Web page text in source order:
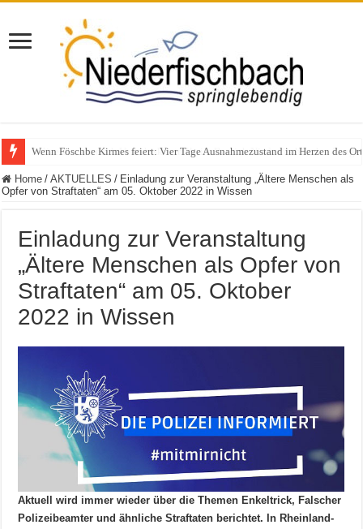
Polizeieinsatz nach Verkehrskontrolle im Bereich Niederfischbach –
Home / AKTUELLES / Einladung zur Veranstaltung „Ältere Menschen als
Opfer von Straftaten“ am 05. Oktober 2022 in Wissen
Einladung zur Veranstaltung
„Ältere Menschen als Opfer von
Straftaten“ am 05. Oktober
2022 in Wissen
Aktuell wird immer wieder über die Themen Enkeltrick, Falscher
Polizeibeamter und ähnliche Straftaten berichtet. In Rheinland-